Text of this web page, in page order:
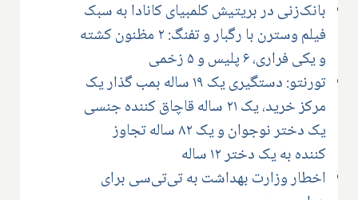
بانک‌زنی در بریتیش کلمبیای کانادا به سبک
فیلم وسترن با رگبار و تفنگ: ۲ مظنون کشته
و یکی فراری، ۶ پلیس و ۵ زخمی
تورنتو: دستگیری یک ۱۹ ساله بمب گذار یک
مرکز خرید، یک ۲۱ ساله قاچاق کننده جنسی
یک دختر نوجوان و یک ۸۲ ساله تجاوز
کننده به یک دختر ۱۲ ساله
اخطار وزارت بهداشت به تی‌تی‌سی برای